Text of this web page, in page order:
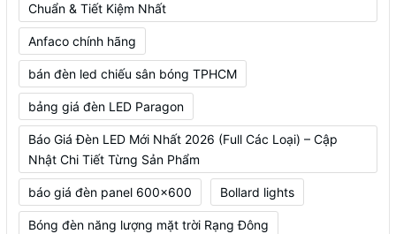
Chuẩn & Tiết Kiệm Nhất
Anfaco chính hãng
bán đèn led chiếu sân bóng TPHCM
bảng giá đèn LED Paragon
Báo Giá Đèn LED Mới Nhất 2026 (Full Các Loại) – Cập
Nhật Chi Tiết Từng Sản Phẩm
báo giá đèn panel 600x600 Bollard lights
Bóng đèn năng lượng mặt trời Rạng Đông